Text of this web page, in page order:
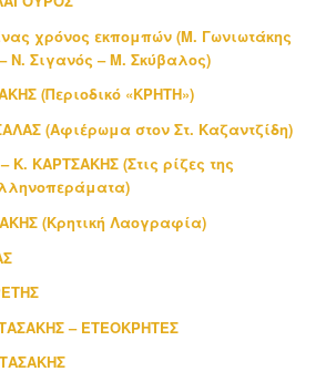
χρόνος εκπομπών (Μ. Γωνιωτάκης
Ν. Σιγανός – Μ. Σκύβαλος)
(Περιοδικό «ΚΡΗΤΗ»)
(Αφιέρωμα στον Στ. Καζαντζίδη)
ΚΑΡΤΣΑΚΗΣ (Στις ρίζες της
(Κρητική Λαογραφία)
– ΕΤΕΟΚΡΗΤΕΣ